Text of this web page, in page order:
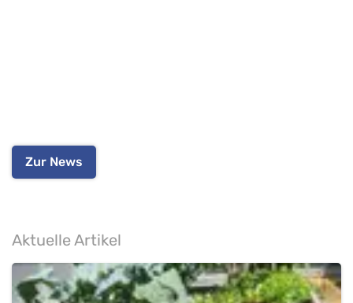
Zur News
Aktuelle Artikel